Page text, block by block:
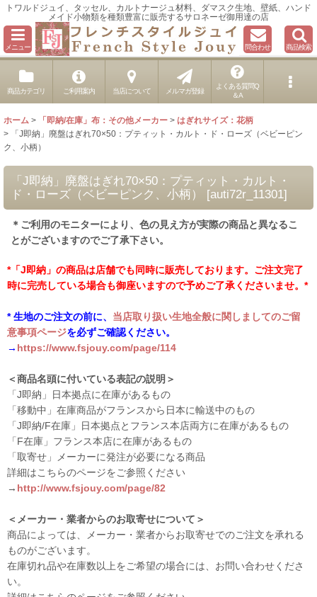
トワルドジュイ、タッセル、カルトナージュ材料、ダマスク生地、壁紙、ハンド
メイド小物類を種類豊富に販売するサロネーゼ御用達の店
メニュー 問合わせ 商品検索
商品カテゴリ ご利用案内 当店について メルマガ登録
よくある質問Q
＆A
ホーム > 「即納/在庫」布：その他メーカー > はぎれサイズ：花柄
>
「J即納」廃盤はぎれ70×50：プティット・カルト・ド・ローズ（ベビーピン
ク、小柄）
「J即納」廃盤はぎれ70×50：プティット・カルト・
ド・ローズ（ベビーピンク、小柄）
[auti72r_11301]
＊ご利用のモニターにより、色の見え方が実際の商品と異なるこ
とがございますのでご了承下さい。
*「J即納」の商品は店舗でも同時に販売しております。ご注文完了
時に完売している場合も御座いますので予めご了承くださいませ。*
* 生地のご注文の前に、 当店取り扱い生地全般に関しましてのご留
意事項ページを必ずご確認ください。
→ https://www.fsjouy.com/page/114
＜商品名頭に付いている表記の説明＞
「J即納」日本拠点に在庫があるもの
「移動中」在庫商品がフランスから日本に輸送中のもの
「J即納/F在庫」日本拠点とフランス本店両方に在庫があるもの
「F在庫」フランス本店に在庫があるもの
「取寄せ」メーカーに発注が必要になる商品
詳細はこちらのページをご参照ください
→ http://www.fsjouy.com/page/82
＜メーカー・業者からのお取寄せについて＞
商品によっては、メーカー・業者からお取寄せでのご注文を承れる
ものがございます。
在庫切れ品や在庫数以上をご希望の場合には、お問い合わせくださ
い。